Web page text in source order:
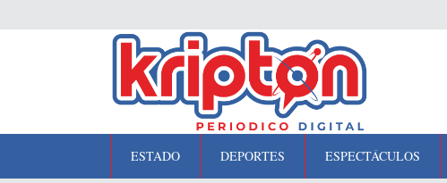
ESTADO DEPORTES ESPECTÁCULOS